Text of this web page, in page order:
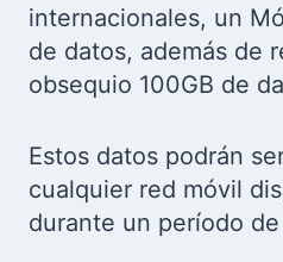
internacionales, un
de datos, además de
obsequio 100GB de
Estos datos podrán
cualquier red móvil
durante un período